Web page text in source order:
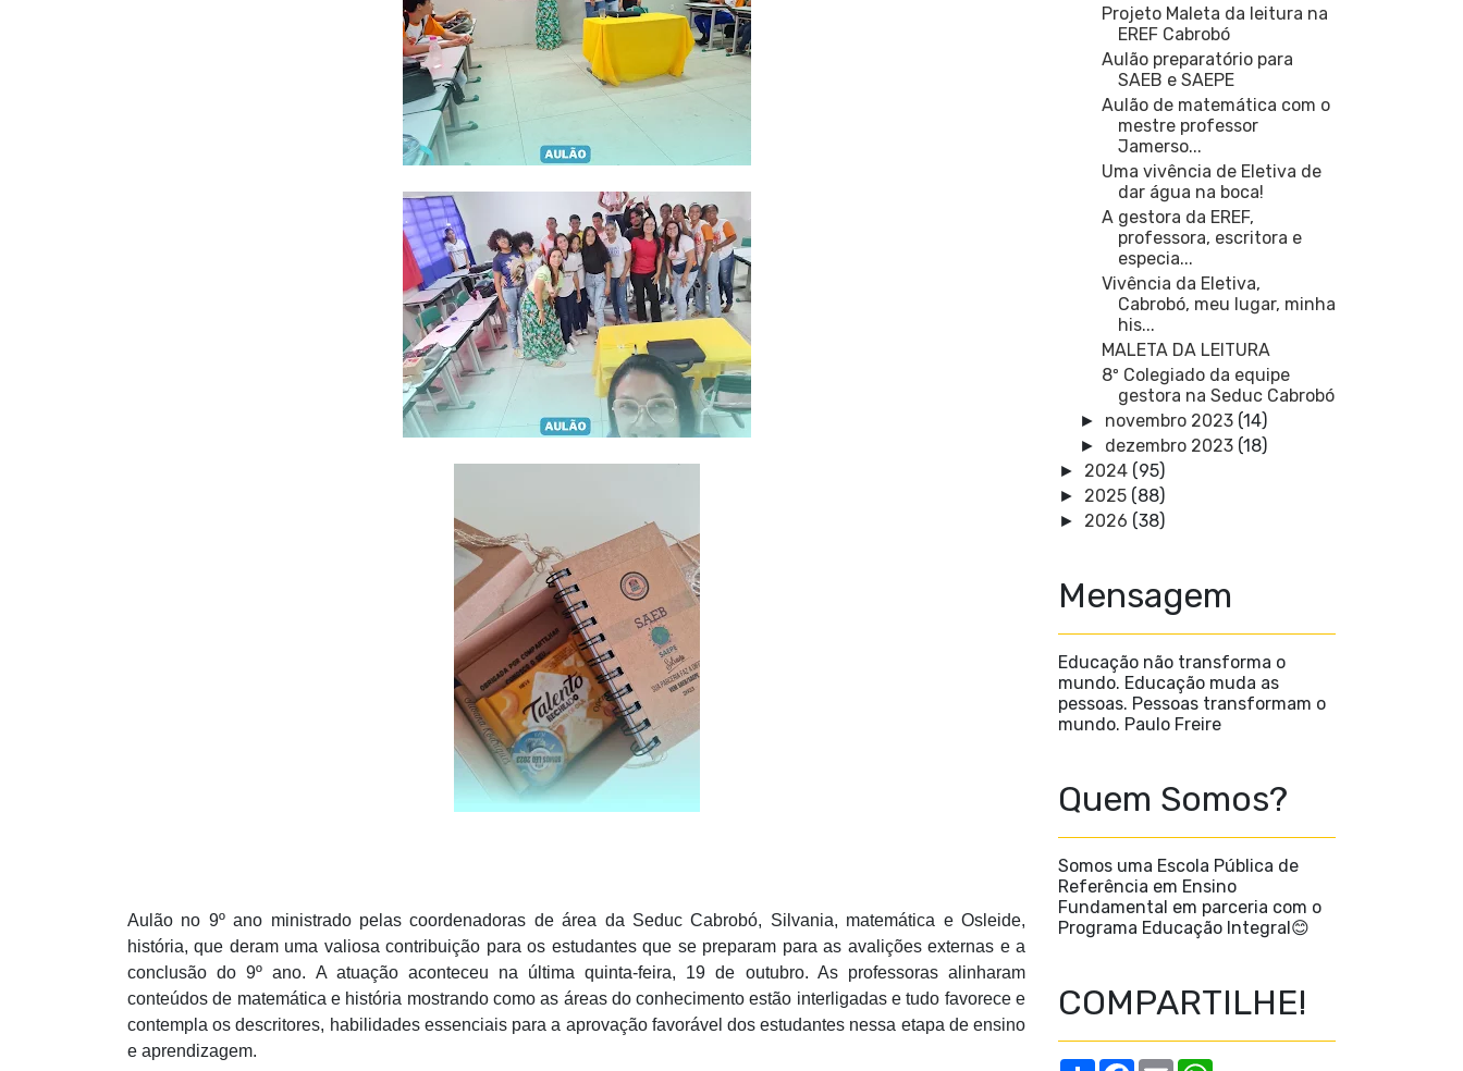
Aulão no 9º ano ministrado pelas coordenadoras de área da Seduc Cabrobó, Silvania, matemática e Osleide,
história, que deram uma valiosa contribuição para os estudantes que se preparam para as avalições externas e a
conclusão do 9º ano. A atuação aconteceu na última quinta-feira, 19 de outubro. As professoras alinharam
conteúdos de matemática e história mostrando como as áreas do conhecimento estão interligadas e tudo favorece e
contempla os descritores, habilidades essenciais para a aprovação favorável dos estudantes nessa etapa de ensino
e aprendizagem.
Projeto Maleta da leitura na
EREF Cabrobó
Aulão preparatório para
SAEB e SAEPE
Aulão de matemática com o
mestre professor
Jamerso...
Uma vivência de Eletiva de
dar água na boca!
A gestora da EREF,
professora, escritora e
especia...
Vivência da Eletiva,
Cabrobó, meu lugar, minha
his...
MALETA DA LEITURA
8º Colegiado da equipe
gestora na Seduc Cabrobó
► novembro 2023 (14)
► dezembro 2023 (18)
► 2024 (95)
► 2025 (88)
► 2026 (38)
Mensagem
Educação não transforma o
mundo. Educação muda as
pessoas. Pessoas transformam o
mundo. Paulo Freire
Quem Somos?
Somos uma Escola Pública de
Referência em Ensino
Fundamental em parceria com o
Programa Educação Integral😊
COMPARTILHE!